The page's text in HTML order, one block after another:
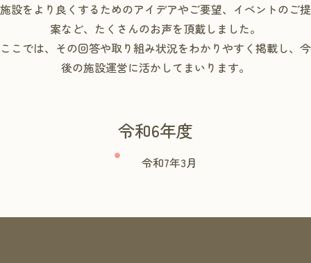
施設をより良くするためのアイデアやご要望、イベントのご提
案など、たくさんのお声を頂戴しました。
ここでは、その回答や取り組み状況をわかりやすく掲載し、今
後の施設運営に活かしてまいります。
令和6年度
令和7年3月